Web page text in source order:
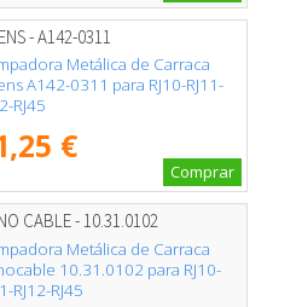
- A142-0311
Metálica de Carraca
A142-0311 para RJ10-RJ11-
RJ45
€
Comprar
CABLE - 10.31.0102
Metálica de Carraca
10.31.0102 para RJ10-
RJ12-RJ45